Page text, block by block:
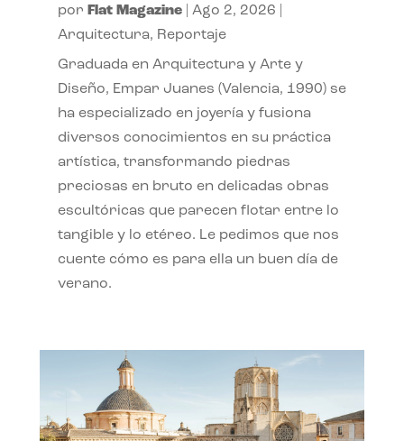
por Flat Magazine| Ago 2, 2026
Arquitectura, Reportaje
Graduada en Arquitectura y Arte y
Diseño, Empar Juanes (Valencia, 1990) se
ha especializado en joyería y fusiona
diversos conocimientos en su práctica
artística, transformando piedras
preciosas en bruto en delicadas obras
escultóricas que parecen flotar entre lo
tangible y lo etéreo. Le pedimos que nos
cuente cómo es para ella un buen día de
verano.